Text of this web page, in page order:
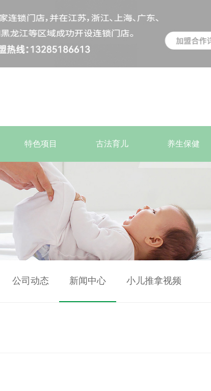
特色项目 古法育儿 养生保健
公司动态 新闻中心 小儿推拿视频